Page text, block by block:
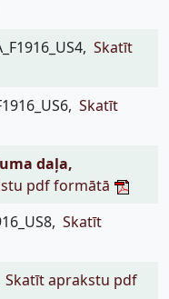
Skatīt
Skatīt
daļa,
pdf formātā
Skatīt
Skatīt aprakstu pdf